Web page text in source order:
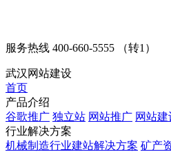
服务热线 400-660-5555 （转1）
武汉网站建设
首页
产品介绍
谷歌推广 独立站 网站推广 网站建
行业解决方案
机械制造行业建站解决方案 矿产